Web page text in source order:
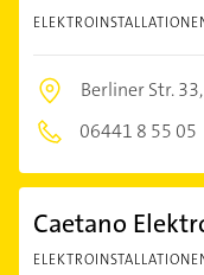
Berliner Str. 33,
06441 8 55 05
Caetano